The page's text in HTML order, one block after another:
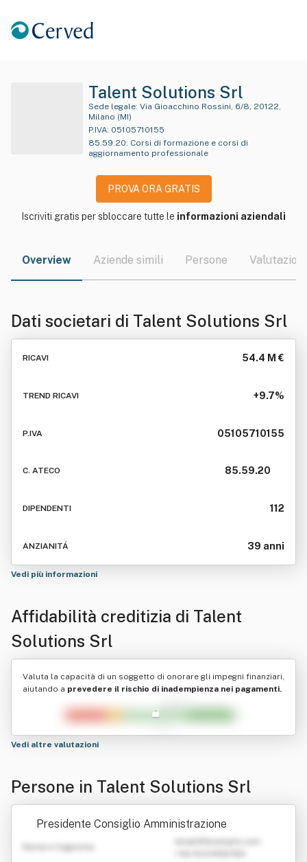
Talent Solutions Srl
Sede legale:
Milano (MI)
P.IVA: 05105710155
85.59.20: Corsi di formazione e corsi di
aggiornamento professionale
PROVA ORA GRATIS
Iscriviti gratis per sbloccare tutte le informazioni aziendali
Overview Aziende simili Persone Valutazioni
Dati societari di Talent Solutions Srl
RICAVI 54.4 M €
TREND RICAVI +9.7%
P.IVA 05105710155
C. ATECO 85.59.20
DIPENDENTI 112
ANZIANITÁ 39 anni
Vedi più informazioni
Affidabilità creditizia di Talent
Solutions Srl
Valuta la capacità di un soggetto di onorare gli impegni finanziari,
aiutando a prevedere il rischio di inadempienza nei pagamenti.
Vedi altre valutazioni
Persone in Talent Solutions Srl
Presidente Consiglio Amministrazione
Nome e Cognome